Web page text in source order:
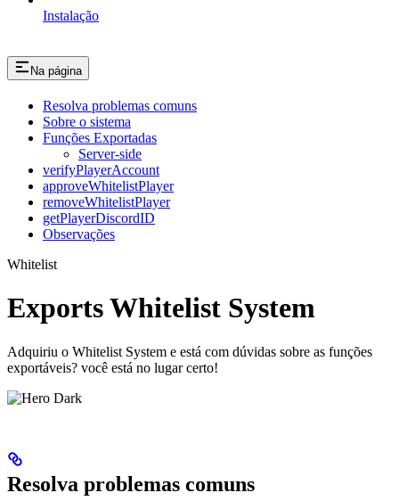
Instalação
Na página
Resolva problemas comuns
Sobre o sistema
Funções Exportadas
Server-side
verifyPlayerAccount
approveWhitelistPlayer
removeWhitelistPlayer
getPlayerDiscordID
Observações
Whitelist
Exports Whitelist System
Adquiriu o Whitelist System e está com dúvidas sobre as funções
exportáveis? você está no lugar certo!
Resolva problemas comuns